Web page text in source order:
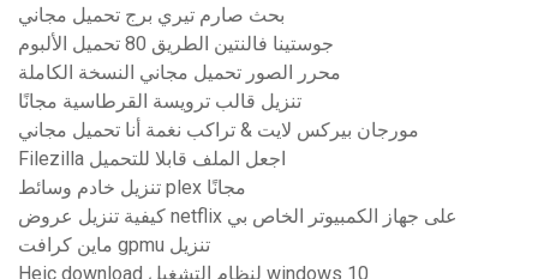
بحث صارم تيري برج تحميل مجاني
جوستينا فالنتين الطريق 80 تحميل الألبوم
محرر الصور تحميل مجاني النسخة الكاملة
تنزيل قالب ترويسة القرطاسية مجانًا
مورجان بيركس لايت & تراكب نغمة أنا تحميل مجاني
Filezilla اجعل الملف قابلا للتحميل
تنزيل خادم وسائط plex مجانًا
كيفية تنزيل عروض netflix على جهاز الكمبيوتر الخاص بي
ماين كرافت gpmu تنزيل
Heic download لنظام التشغيل windows 10